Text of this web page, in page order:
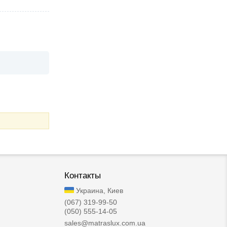
Контакты
Украина, Киев
(067) 319-99-50
(050) 555-14-05
sales@matraslux.com.ua